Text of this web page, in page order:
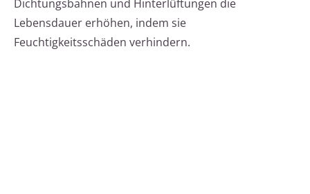
Dichtungsbahnen und Hinterlüftungen die
Lebensdauer erhöhen, indem sie
Feuchtigkeitsschäden verhindern.